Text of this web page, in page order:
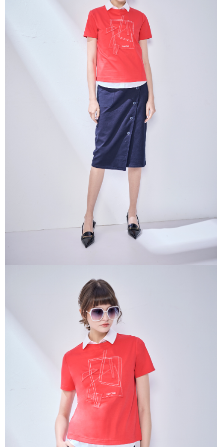
1.本服務係由「台灣大哥大股份有限公司」（以下簡稱本公司）所提供，讓
用戶於交易時，得透過本服務購買商品或服務，並由商店將買賣／分期付款
買賣價金債權讓與本公司後，依約使用本公司帳單繳交帳款。
2.基於同意付款使用「大哥付你分期」之契約關係目的，商店將以您的個人
資料（包含姓名、電話或地址）提供予台灣大哥大進項蒐集、處理及利用，
由本公司與您本人進行分期帳單所需資料之確認、核對及更正。
3.完整用戶服務條款，請詳閱以下連結：
https://oppay.tw/userRule
每筆NT$60，滿NT$1,000(含以上)免運費
每筆NT$60，滿NT$1,000(含以上)免運費
每筆NT$80，滿NT$1,000(含以上)免運費